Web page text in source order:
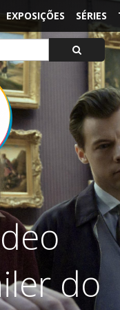
EXPOSIÇÕES SÉRIES
do